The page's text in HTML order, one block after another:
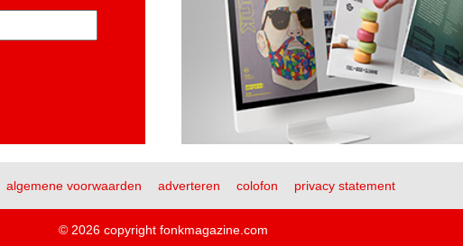
algemene voorwaarden adverteren colofon privacy statement
© 2026 copyright fonkmagazine.com